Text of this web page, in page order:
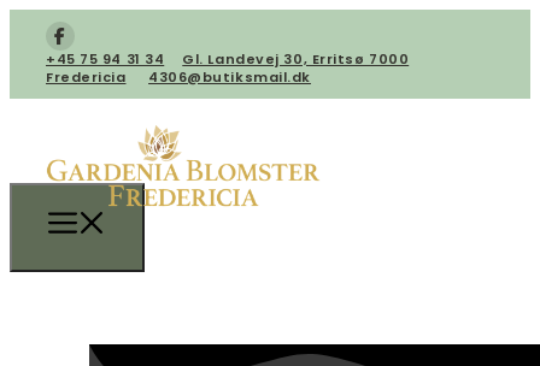
+45 75 94 31 34
​Gl. Landevej 30, Erritsø 7000
Fredericia
4306@butiksmail.dk